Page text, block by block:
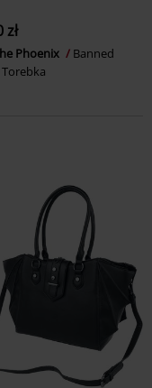
zł
Phoenix
Banned
Torebka